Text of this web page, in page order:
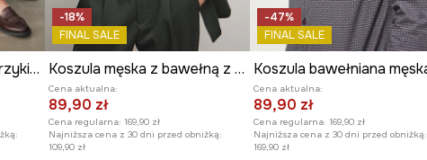
Koszula męska z kołnierzykiem klasycznym wzorzysta
-18%
FINAL SALE
Koszula męska z bawełną z kolekcji Ilona Tambor x Medicine
Cena aktualna:
89,90 zł
Cena regularna: 169,90 zł
Najniższa cena z 30 dni przed obniżką:
109,90 zł
-47%
FINAL SALE
Cena aktualna:
89,90 zł
Cena regularna: 169,90 zł
Najniższa cena z 30 dni przed obniżką:
169,90 zł